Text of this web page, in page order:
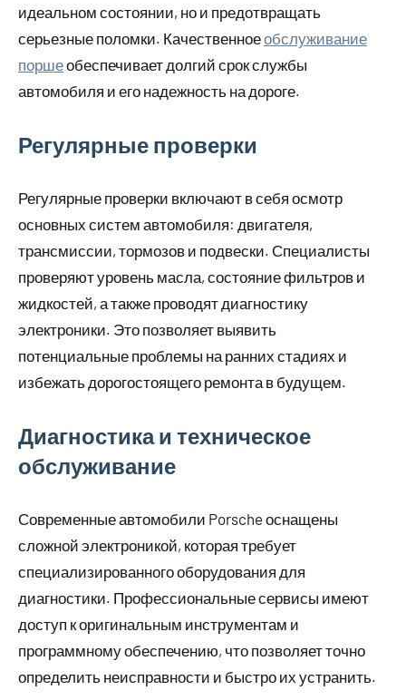
идеальном состоянии, но и предотвращать
серьезные поломки. Качественноеобслуживание
поршеобеспечивает долгий срок службы
автомобиля и его надежность на дороге.
Регулярные проверки
Регулярные проверки включают в себя осмотр
основных систем автомобиля: двигателя,
трансмиссии, тормозов и подвески. Специалисты
проверяют уровень масла, состояние фильтров и
жидкостей, а также проводят диагностику
электроники. Это позволяет выявить
потенциальные проблемы на ранних стадиях и
избежать дорогостоящего ремонта в будущем.
Диагностика и техническое
обслуживание
Современные автомобили Porsche оснащены
сложной электроникой, которая требует
специализированного оборудования для
диагностики. Профессиональные сервисы имеют
доступ к оригинальным инструментам и
программному обеспечению, что позволяет точно
определить неисправности и быстро их устранить.